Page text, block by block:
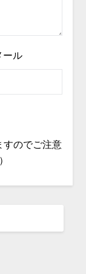
ール
すのでご注意